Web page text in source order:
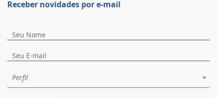
Receber novidades por e-mail
Perfil